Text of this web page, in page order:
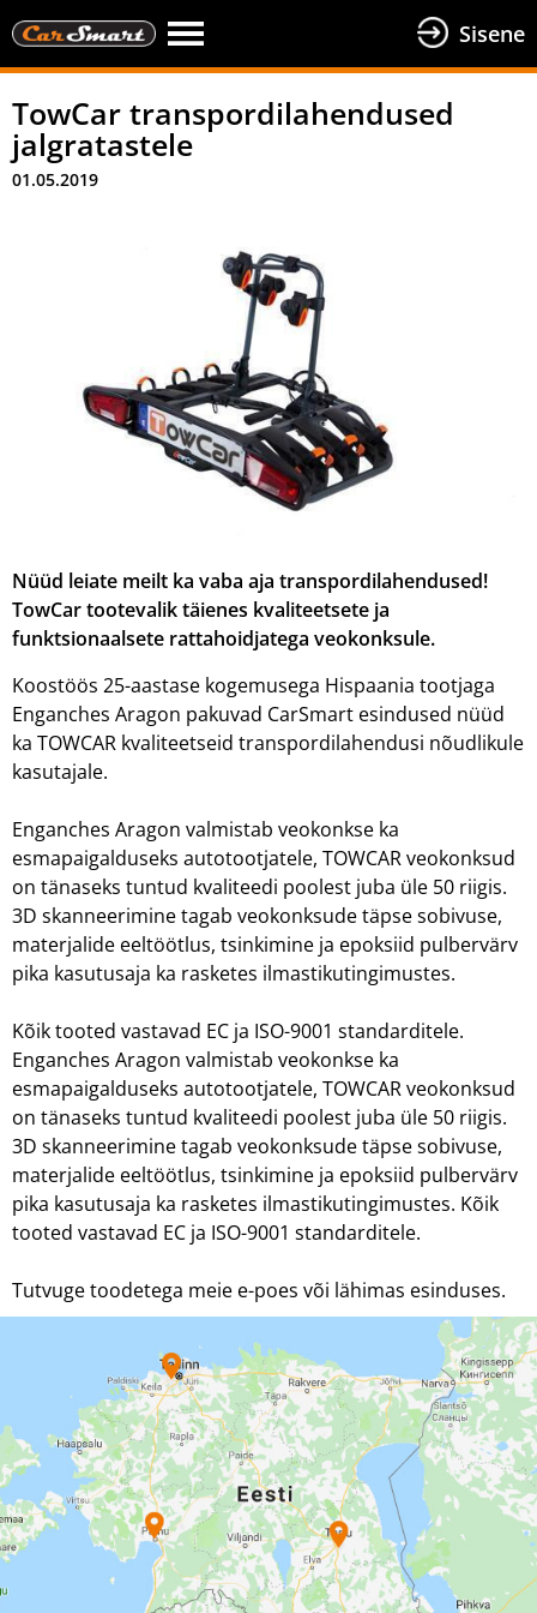
Sisene
TowCar transpordilahendused
jalgratastele
01.05.2019
Nüüd leiate meilt ka vaba aja transpordilahendused!
TowCar tootevalik täienes kvaliteetsete ja
funktsionaalsete rattahoidjatega veokonksule.
Koostöös 25-aastase kogemusega Hispaania tootjaga
Enganches Aragon pakuvad CarSmart esindused nüüd
ka TOWCAR kvaliteetseid transpordilahendusi nõudlikule
kasutajale.
Enganches Aragon valmistab veokonkse ka
esmapaigalduseks autotootjatele, TOWCAR veokonksud
on tänaseks tuntud kvaliteedi poolest juba üle 50 riigis.
3D skanneerimine tagab veokonksude täpse sobivuse,
materjalide eeltöötlus, tsinkimine ja epoksiid pulbervärv
pika kasutusaja ka rasketes ilmastikutingimustes.
Kõik tooted vastavad EC ja ISO-9001 standarditele.
Enganches Aragon valmistab veokonkse ka
esmapaigalduseks autotootjatele, TOWCAR veokonksud
on tänaseks tuntud kvaliteedi poolest juba üle 50 riigis.
3D skanneerimine tagab veokonksude täpse sobivuse,
materjalide eeltöötlus, tsinkimine ja epoksiid pulbervärv
pika kasutusaja ka rasketes ilmastikutingimustes. Kõik
tooted vastavad EC ja ISO-9001 standarditele.
Tutvuge toodetega meie e-poes või lähimas esinduses.